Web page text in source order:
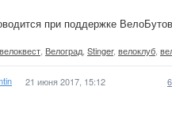
при поддержке
велоквест Велоград Stinger, велоклуб
21 июня 2017, 15:12 6